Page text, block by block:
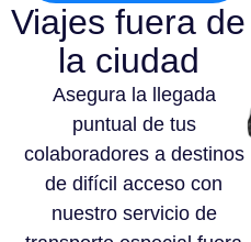
Viajes fuera de
la ciudad
Asegura la llegada
puntual de tus
colaboradores a destinos
de difícil acceso con
nuestro servicio de